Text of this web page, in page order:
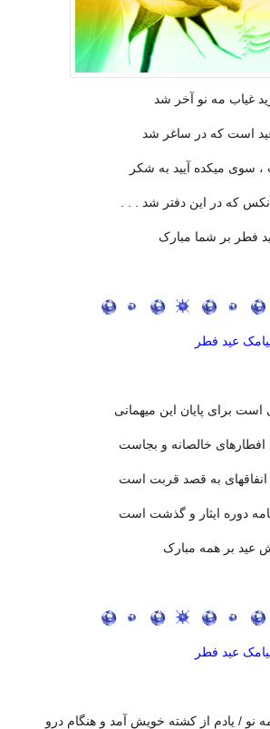
غیاب مه نو آخر شد
است که در ساغر شد
سوی میکده آیید به شکر
که در این دفتر شد . . .
فطر بر شما مبارک
عید فطر
برای پایان این میهمانی
خالصانه و بجاست
انفاقهای به قصد قربت است
دوره ایثار و گذشت است
عید بر همه مبارک
عید فطر
/ یادم از کشته خویش آمد و هنگام درو